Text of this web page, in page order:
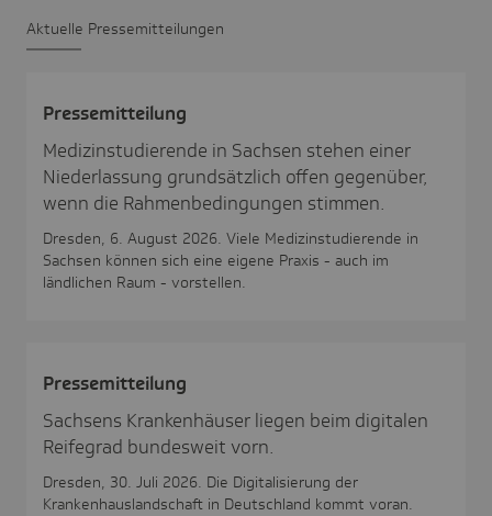
Aktu­elle Pres­se­mit­tei­lungen
Pres­se­mit­tei­lung
Medizinstudierende in Sachsen stehen einer
Niederlassung grundsätzlich offen gegenüber,
wenn die Rahmenbedingungen stimmen.
Dresden, 6. August 2026. Viele Medizinstudierende in
Sachsen können sich eine eigene Praxis - auch im
ländlichen Raum - vorstellen.
Pres­se­mit­tei­lung
Sachsens Krankenhäuser liegen beim digitalen
Reifegrad bundesweit vorn.
Dresden, 30. Juli 2026. Die Digitalisierung der
Krankenhauslandschaft in Deutschland kommt voran.